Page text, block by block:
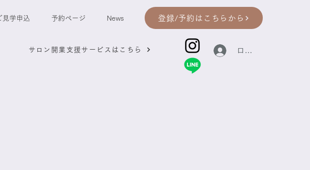
見学申込 予約ページ News 登録/予約はこちらから
サロン開業支援サービスはこちら ログイン